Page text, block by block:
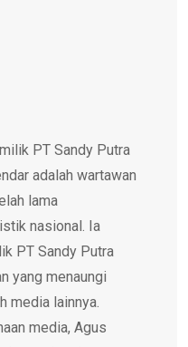
PT Sandy Putra
adalah wartawan
lama
nasional. Ia
PT Sandy Putra
yang menaungi
media lainnya.
media, Agus